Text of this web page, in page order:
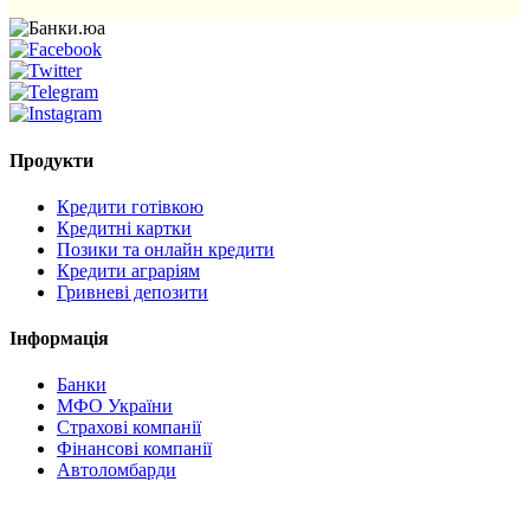
Продукти
Кредити готівкою
Кредитні картки
Позики та онлайн кредити
Кредити аграріям
Гривневі депозити
Інформація
Банки
МФО України
Страхові компанії
Фінансові компанії
Автоломбарди